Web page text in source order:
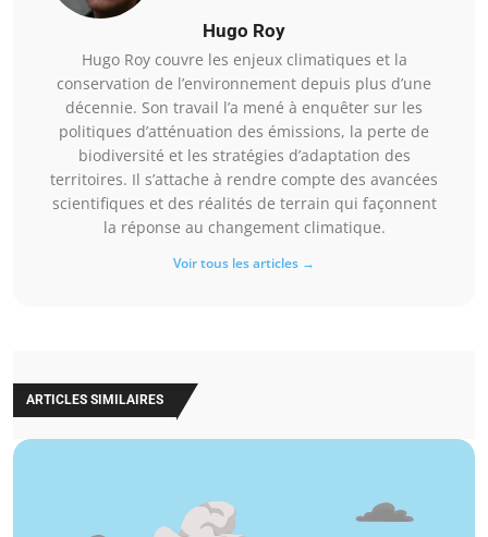
Hugo Roy
Hugo Roy couvre les enjeux climatiques et la
conservation de l’environnement depuis plus d’une
décennie. Son travail l’a mené à enquêter sur les
politiques d’atténuation des émissions, la perte de
biodiversité et les stratégies d’adaptation des
territoires. Il s’attache à rendre compte des avancées
scientifiques et des réalités de terrain qui façonnent
la réponse au changement climatique.
Voir tous les articles →
ARTICLES SIMILAIRES